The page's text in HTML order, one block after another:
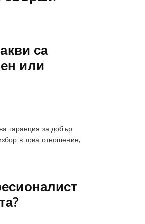
са
или
гаранция за добър
в това отношение,